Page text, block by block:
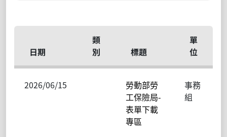
日期
類
別
標題
單
位
2026/06/15
勞動部勞
工保險局-
表單下載
專區
事務
組